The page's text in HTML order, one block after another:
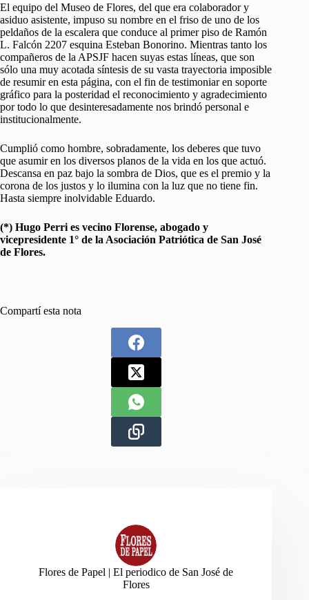
El equipo del Museo de Flores, del que era colaborador y
asiduo asistente, impuso su nombre en el friso de uno de los
peldaños de la escalera que conduce al primer piso de Ramón
L. Falcón 2207 esquina Esteban Bonorino. Mientras tanto los
compañeros de la APSJF hacen suyas estas líneas, que son
sólo una muy acotada síntesis de su vasta trayectoria imposible
de resumir en esta página, con el fin de testimoniar en soporte
gráfico para la posteridad el reconocimiento y agradecimiento
por todo lo que desinteresadamente nos brindó personal e
institucionalmente.
Cumplió como hombre, sobradamente, los deberes que tuvo
que asumir en los diversos planos de la vida en los que actuó.
Descansa en paz bajo la sombra de Dios, que es el premio y la
corona de los justos y lo ilumina con la luz que no tiene fin.
Hasta siempre inolvidable Eduardo.
(*) Hugo Perri es vecino Florense, abogado y
vicepresidente 1° de la Asociación Patriótica de San José
de Flores.
Compartí esta nota
Flores de Papel | El periodico de San José de
Flores